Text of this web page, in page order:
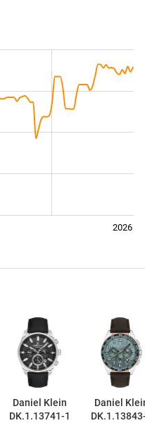
2026
Daniel Klein
DK.1.13741-1
Daniel